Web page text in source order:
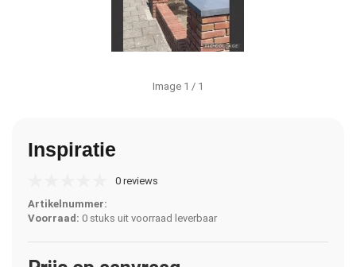
Image 1 / 1
Inspiratie
0 reviews
Artikelnummer:
Voorraad: 0 stuks uit voorraad leverbaar